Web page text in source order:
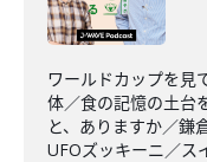
ワールドカップを見
体／食の記憶の土台
と、ありますか／鎌
UFOズッキーニ／ス